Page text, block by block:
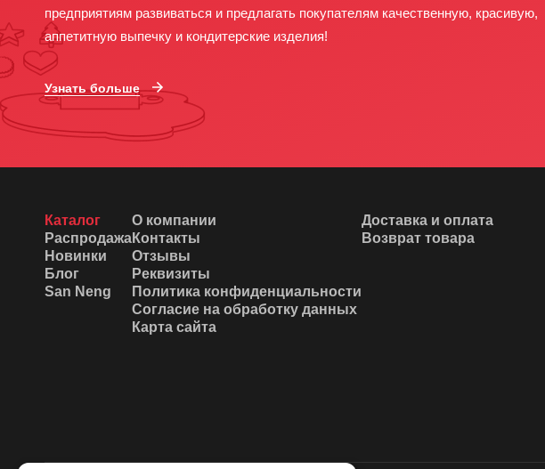
предприятиям развиваться и предлагать покупателям качественную, красивую,
аппетитную выпечку и кондитерские изделия!
Узнать больше
Каталог
Распродажа
Новинки
Блог
San Neng
О компании
Контакты
Отзывы
Реквизиты
Политика конфиденциальности
Согласие на обработку данных
Карта сайта
Доставка и оплата
Возврат товара